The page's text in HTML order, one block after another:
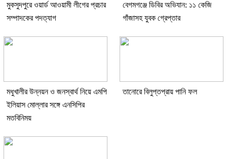
মুকসুদপুরে ওয়ার্ড আওয়ামী লীগের প্রচার
সম্পাদকের পদত্যাগ
বেগমগঞ্জে ডিবির অভিযান: ১১ কেজি
গাঁজাসহ যুবক গ্রেপ্তার
মধুখালীর উন্নয়ন ও জনস্বার্থ নিয়ে এমপি
ইলিয়াস মোল্লার সঙ্গে এনসিপির
মতবিনিময়
তানোরে বিলুপ্তপ্রায় পানি ফল